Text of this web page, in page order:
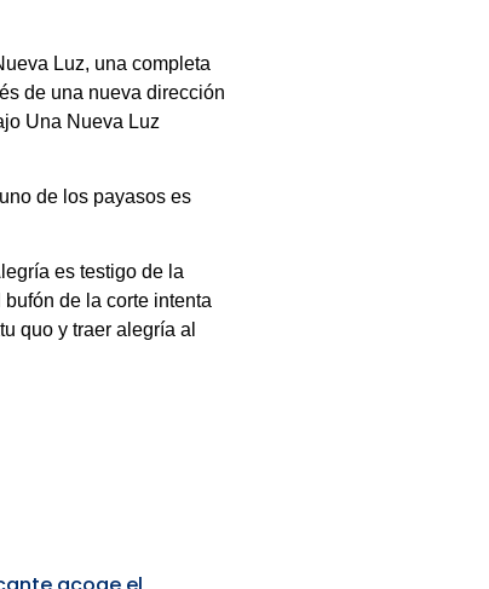
Luz, una completa
de una nueva dirección
Una Nueva Luz
de los payasos es
es testigo de la
de la corte intenta
quo y traer alegría al